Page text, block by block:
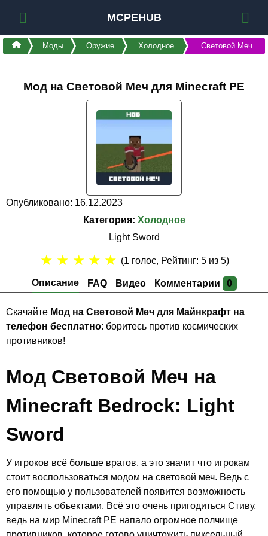
MCPEHUB
Моды Оружие Холодное Световой Меч
Мод на Световой Меч для Minecraft PE
Опубликовано: 16.12.2023
Категория: Холодное
Light Sword
Описание FAQ Видео Комментарии 0
★ ★ ★ ★ ★ (1 голос, Рейтинг:5 из 5)
Скачайте Мод на Световой Меч для Майнкрафт на
телефон бесплатно: боритесь против космических
противников!
Мод Световой Меч на
Minecraft Bedrock: Light
Sword
У игроков всё больше врагов, а это значит что игрокам
стоит воспользоваться модом на световой меч. Ведь с
его помощью у пользователей появится возможность
управлять объектами. Всё это очень пригодиться Стиву,
ведь на мир Minecraft PE напало огромное полчище